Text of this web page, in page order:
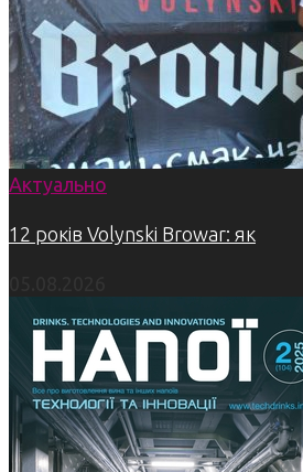
Актуально
12 років Volynski Browar: як